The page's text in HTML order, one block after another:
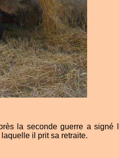
la seconde guerre a signé
il prit sa retraite.